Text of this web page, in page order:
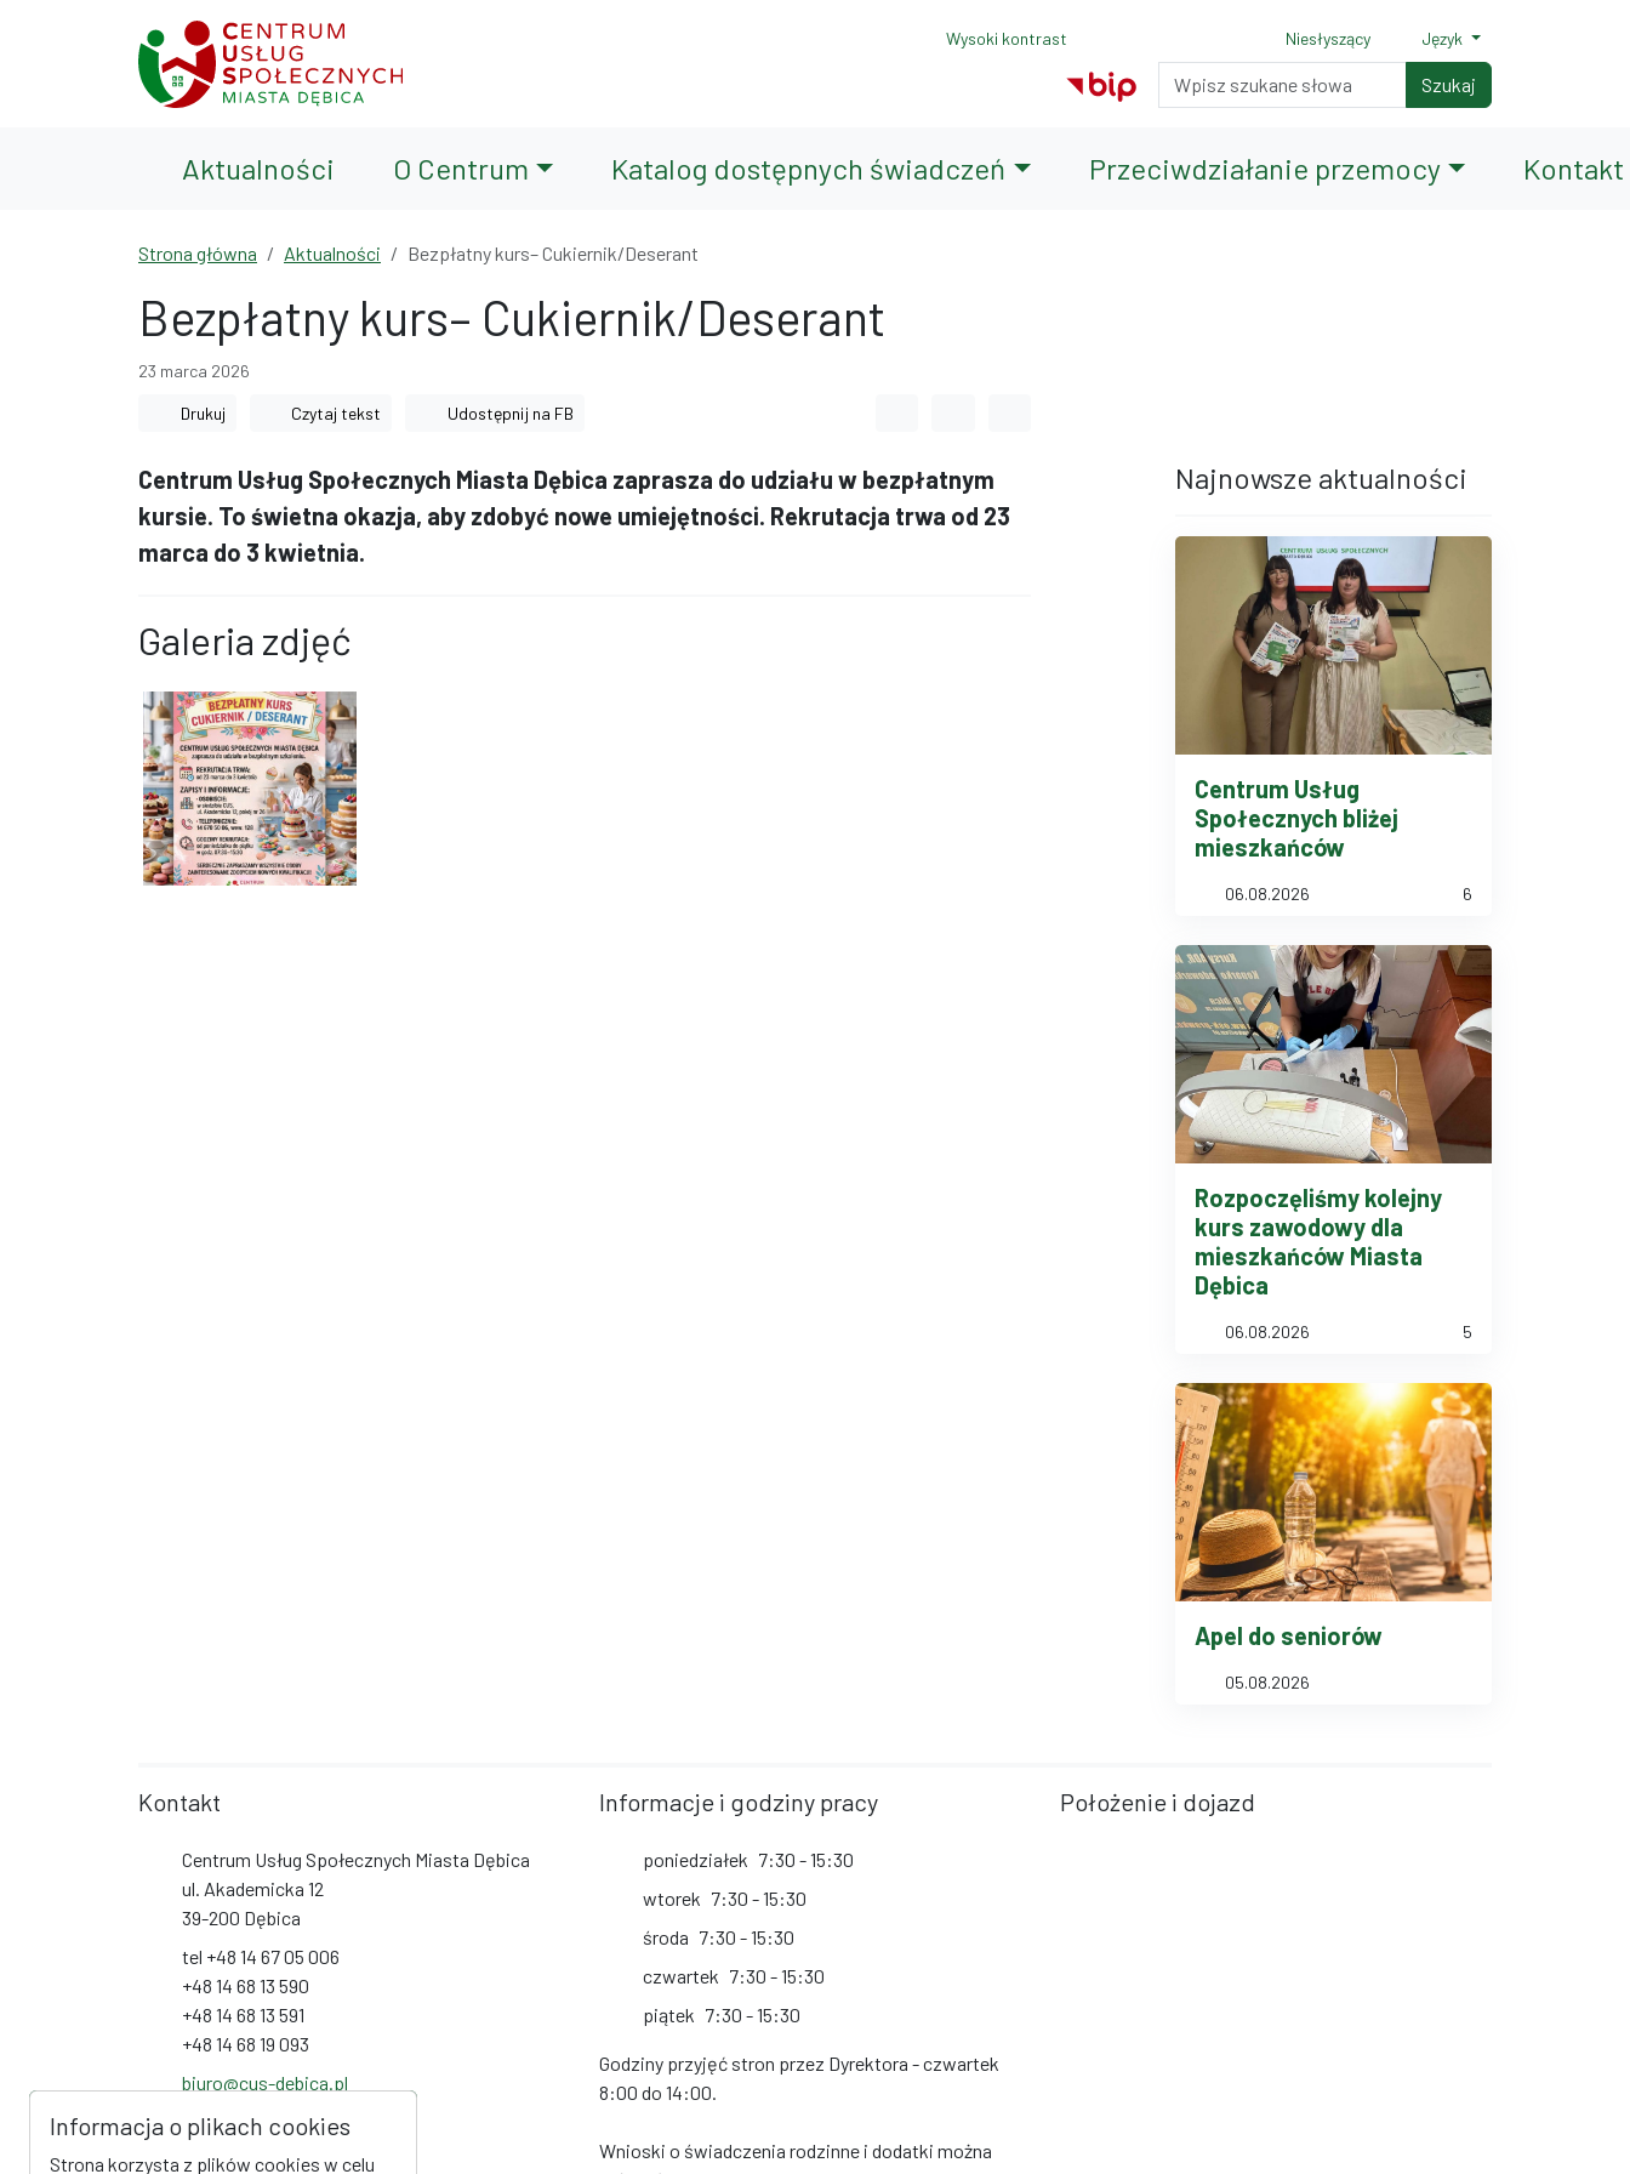
Przejdź do wyszukiwarki
Wysoki kontrast
Normalny rozmiar czcionki
Rozmiar czcionki 150%
Rozmiar czcionki 200%
Niesłyszący Język
Wyszukiwarka Szukaj
Aktualności O Centrum Katalog dostępnych świadczeń Przeciwdziałanie przemocy Kontakt
Strona główna Aktualności Bezpłatny kurs– Cukiernik/Deserant
Bezpłatny kurs– Cukiernik/Deserant
23 marca 2026
Drukuj Czytaj tekst Udostępnij na FB
Centrum Usług Społecznych Miasta Dębica zaprasza do udziału w bezpłatnym
kursie. To świetna okazja, aby zdobyć nowe umiejętności. Rekrutacja trwa od 23
marca do 3 kwietnia.
Galeria zdjęć
Plakat informujący o bezpłatnym kursie na cukiernika/deseranta organizowanym przez Centrum Usług Społecznych w Dębicy. Zawiera szczegóły dotyczące terminów rekrutacji oraz
Najnowsze aktualności
Centrum Usług
Społecznych bliżej
mieszkańców
06.08.2026 6
Rozpoczęliśmy kolejny
kurs zawodowy dla
mieszkańców Miasta
Dębica
06.08.2026 5
Apel do seniorów
05.08.2026
Kontakt
Centrum Usług Społecznych Miasta Dębica
ul. Akademicka 12
39-200 Dębica
tel +48 14 67 05 006
+48 14 68 13 590
+48 14 68 13 591
+48 14 68 19 093
biuro@cus-debica.pl
Social Media
Informacje i godziny pracy
poniedziałek 7:30 - 15:30
wtorek 7:30 - 15:30
środa 7:30 - 15:30
czwartek 7:30 - 15:30
piątek 7:30 - 15:30
Godziny przyjęć stron przez Dyrektora - czwartek
8:00 do 14:00.
Wnioski o świadczenia rodzinne i dodatki można
Położenie i dojazd
Informacja o plikach cookies
Strona korzysta z plików cookies w celu